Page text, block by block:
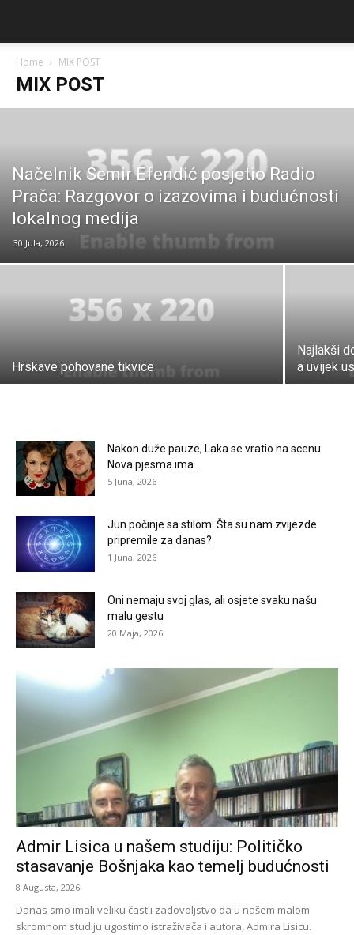
Home MIX POST
MIX POST
Načelnik Semir Efendić posjetio Radio
Prača: Razgovor o izazovima i budućnosti
lokalnog medija
30 Jula, 2026
Hrskave pohovane tikvice
Najlakši
a uvijek
Nakon duže pauze, Laka se vratio na scenu:
Nova pjesma ima...
5 Juna, 2026
Jun počinje sa stilom: Šta su nam zvijezde
pripremile za danas?
1 Juna, 2026
Oni nemaju svoj glas, ali osjete svaku našu
malu gestu
20 Maja, 2026
Admir Lisica u našem studiju: Političko
stasavanje Bošnjaka kao temelj budućnosti
8 Augusta, 2026
Danas smo imali veliku čast i zadovoljstvo da u našem malom
skromnom studiju ugostimo istraživača i autora, Admira Lisicu.